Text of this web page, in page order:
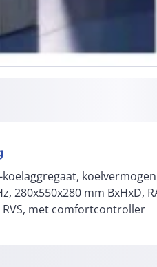
280x550x280 mm BxHxD,
met comfortcontroller